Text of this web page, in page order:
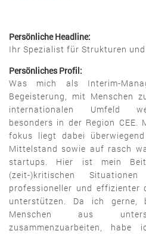
Persönliche Headline:
Ihr Spezialist für Strukturen und
Persönliches Profil:
Was mich als Interim-
Begeisterung, mit Menschen
internationalen Umfeld
besonders in der Region CEE.
fokus liegt dabei
Mittelstand sowie auf rasch
startups. Hier ist mein
(zeit-)kritischen
professioneller und effizienter
unterstützen. Da ich
Menschen aus
zusammenzuarbeiten,